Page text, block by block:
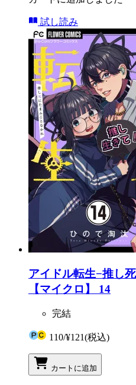
試し読み
アイドル転生−推し
【マイクロ】 14
完結
110/¥121(税込)
カートに追加